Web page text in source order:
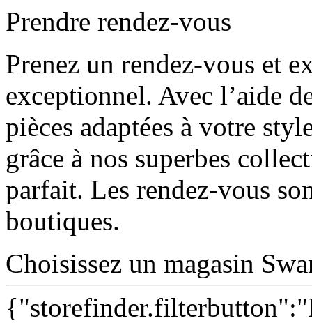
Prendre rendez-vous
Prenez un rendez-vous et
exceptionnel. Avec l’aide
pièces adaptées à votre
grâce à nos superbes
parfait. Les rendez-vous
boutiques.
Choisissez un magasin